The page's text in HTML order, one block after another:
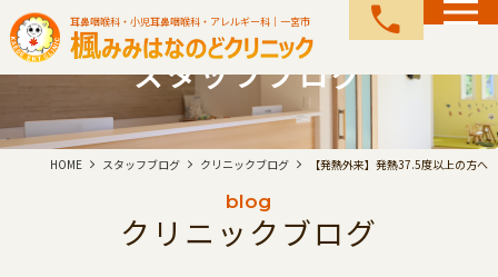
耳鼻咽喉科・小児耳鼻咽喉科・アレルギー科｜一宮市 call
スタッフブログ
HOME スタッフブログ クリニックブログ 【発熱外来】発熱37.5度以上の方へ
blog
クリニックブログ